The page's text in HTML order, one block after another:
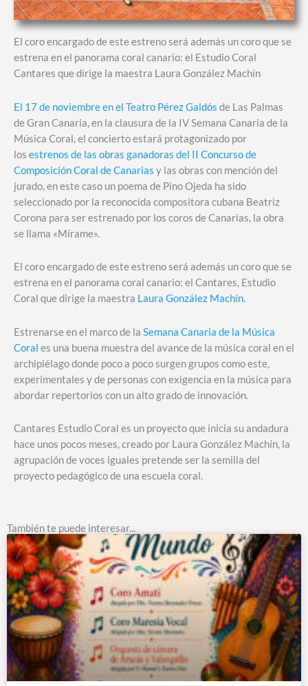
El coro encargado de este estreno será además un coro que se
estrena en el panorama coral canario: el Estudio Coral
Cantares que dirige la maestra Laura González Machín
El 17 de noviembre en el Teatro Pérez Galdós de Las Palmas
de Gran Canaria, en la clausura de la IV Semana Canaria de la
Música Coral, el concierto estará protagonizado por
los estrenos de las obras ganadoras del II Concurso de
Composición Coral de Canarias y las obras con mención del
jurado, en este caso un poema de Pino Ojeda ha sido
seleccionado por la reconocida compositora cubana Beatriz
Corona para ser estrenado por los coros de Canarias, la obra
se llama «Mírame».
El coro encargado de este estreno será además un coro que se
estrena en el panorama coral canario: el Cantares, Estudio
Coral que dirige la maestra Laura González Machín.
Estrenarse en el marco de la Semana Canaria de la Música
Coral es una buena muestra del avance de la música coral en el
archipiélago donde poco a poco surgen grupos como este,
experimentales y de personas con exigencia en la música para
abordar repertorios con un alto grado de innovación.
Cantares Estudio Coral es un proyecto que inicia su andadura
hace unos pocos meses, creado por Laura González Machín, la
agrupación de voces iguales pretende ser la semilla del
proyecto pedagógico de una escuela coral.
También te puede interesar...